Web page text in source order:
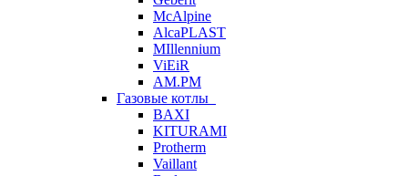
McAlpine
AlcaPLAST
MIllennium
ViEiR
AM.PM
Газовые котлы
BAXI
KITURAMI
Protherm
Vaillant